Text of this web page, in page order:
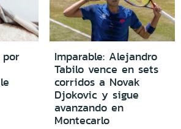
Imparable: Alejandro
Tabilo vence en sets
corridos a Novak
Djokovic y sigue
avanzando en
Montecarlo